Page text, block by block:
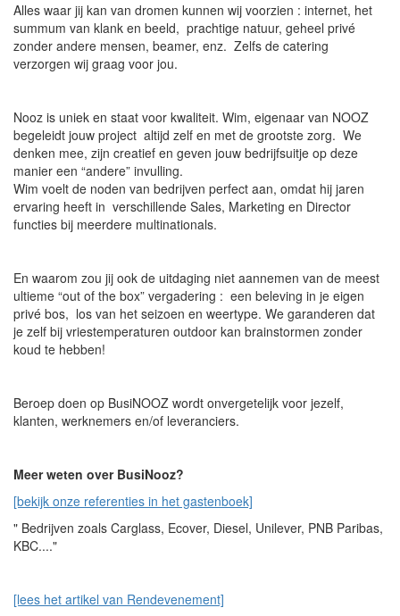
Alles waar jij kan van dromen kunnen wij voorzien : internet, het
summum van klank en beeld, prachtige natuur, geheel privé
zonder andere mensen, beamer, enz. Zelfs de catering
verzorgen wij graag voor jou.
Nooz is uniek en staat voor kwaliteit. Wim, eigenaar van NOOZ
begeleidt jouw project altijd zelf en met de grootste zorg. We
denken mee, zijn creatief en geven jouw bedrijfsuitje op deze
manier een “andere” invulling.
Wim voelt de noden van bedrijven perfect aan, omdat hij jaren
ervaring heeft in verschillende Sales, Marketing en Director
functies bij meerdere multinationals.
En waarom zou jij ook de uitdaging niet aannemen van de meest
ultieme “out of the box” vergadering : een beleving in je eigen
privé bos, los van het seizoen en weertype. We garanderen dat
je zelf bij vriestemperaturen outdoor kan brainstormen zonder
koud te hebben!
Beroep doen op BusiNOOZ wordt onvergetelijk voor jezelf,
klanten, werknemers en/of leveranciers.
Meer weten over BusiNooz?
[bekijk onze referenties in het gastenboek]
" Bedrijven zoals Carglass, Ecover, Diesel, Unilever, PNB Paribas,
KBC...."
[lees het artikel van Rendevenement]